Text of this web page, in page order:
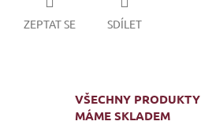
ZEPTAT SE SDÍLET
VŠECHNY PRODUKTY
MÁME SKLADEM